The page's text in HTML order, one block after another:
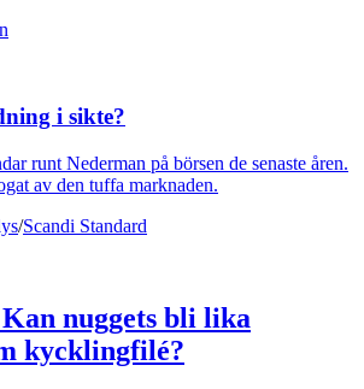
i sikte?
runt Nederman på börsen de senaste åren.
av den tuffa marknaden.
/Scandi Standard
nuggets bli lika
kycklingfilé?